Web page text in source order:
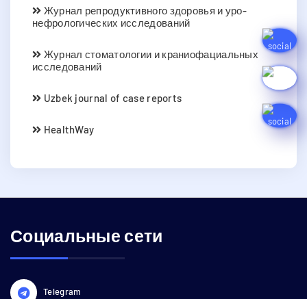
Журнал репродуктивного здоровья и уро-
нефрологических исследований
Журнал стоматологии и краниофациальных
исследований
Uzbek journal of case reports
HealthWay
Социальные сети
Telegram